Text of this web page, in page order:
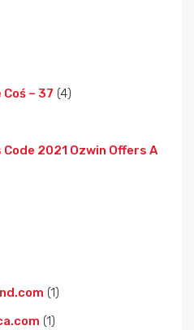
– 37 (4)
2021 Ozwin Offers A
(1)
(1)